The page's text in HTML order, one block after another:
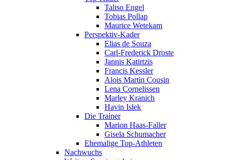
Taliso Engel
Tobias Pollap
Maurice Wetekam
Perspektiv-Kader
Elias de Souza
Carl-Frederick Droste
Jannis Katirtzis
Francis Kessler
Alois Martin Cousin
Lena Cornelissen
Marley Kranich
Havin Islek
Die Trainer
Marion Haas-Faller
Gisela Schumacher
Ehemalige Top-Athleten
Nachwuchs